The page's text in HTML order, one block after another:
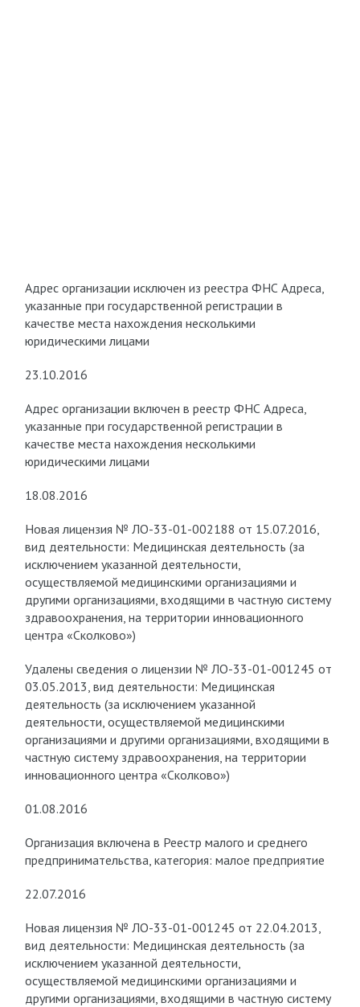
Адрес организации исключен из реестра ФНС Адреса,
указанные при государственной регистрации в
качестве места нахождения несколькими
юридическими лицами
23.10.2016
Адрес организации включен в реестр ФНС Адреса,
указанные при государственной регистрации в
качестве места нахождения несколькими
юридическими лицами
18.08.2016
Новая лицензия № ЛО-33-01-002188 от 15.07.2016,
вид деятельности: Медицинская деятельность (за
исключением указанной деятельности,
осуществляемой медицинскими организациями и
другими организациями, входящими в частную систему
здравоохранения, на территории инновационного
центра «Сколково»)
Удалены сведения о лицензии № ЛО-33-01-001245 от
03.05.2013, вид деятельности: Медицинская
деятельность (за исключением указанной
деятельности, осуществляемой медицинскими
организациями и другими организациями, входящими в
частную систему здравоохранения, на территории
инновационного центра «Сколково»)
01.08.2016
Организация включена в Реестр малого и среднего
предпринимательства, категория: малое предприятие
22.07.2016
Новая лицензия № ЛО-33-01-001245 от 22.04.2013,
вид деятельности: Медицинская деятельность (за
исключением указанной деятельности,
осуществляемой медицинскими организациями и
другими организациями, входящими в частную систему